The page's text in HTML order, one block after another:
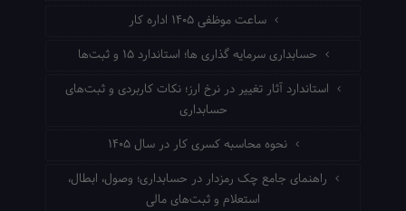
ساعت موظفی ۱۴۰۵ اداره کار
حسابداری سرمایه گذاری ها؛ استاندارد ۱۵ و ثبت‌ها
استاندارد آثار تغییر در نرخ ارز؛ نکات کاربردی و ثبت‌های
حسابداری
نحوه محاسبه کسری کار در سال ۱۴۰۵
راهنمای جامع چک رمزدار در حسابداری؛ وصول، ابطال،
استعلام و ثبت‌های مالی